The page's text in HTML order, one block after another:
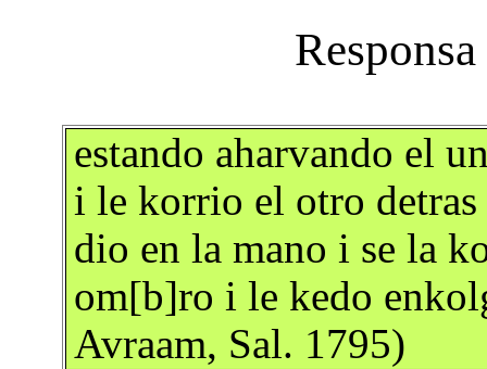
estando aharvando el
i le korrio el otro
dio en la mano i se la
om[b]ro i le kedo
Avraam, Sal. 1795)